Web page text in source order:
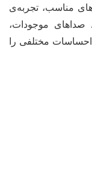
مناسب، تجربه‌ی
صداهای موجودات،
مختلفی را